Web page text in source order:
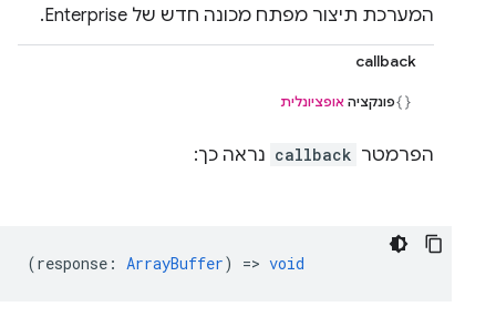
המערכת תיצור מפתח מכונה חדש של Enterprise.
callback
פונקציה אופציונלית
הפרמטר callback נראה כך:
(response : ArrayBuffer) => void